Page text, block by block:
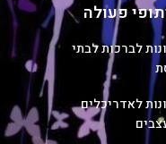
פעולה
לברכות לבתי
לאדריכלים